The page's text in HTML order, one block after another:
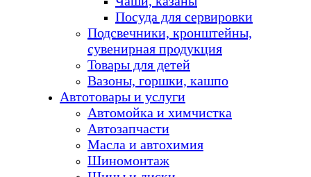
Посуда для сервировки
Подсвечники, кронштейны,
сувенирная продукция
Товары для детей
Вазоны, горшки, кашпо
Автотовары и услуги
Автомойка и химчистка
Автозапчасти
Масла и автохимия
Шиномонтаж